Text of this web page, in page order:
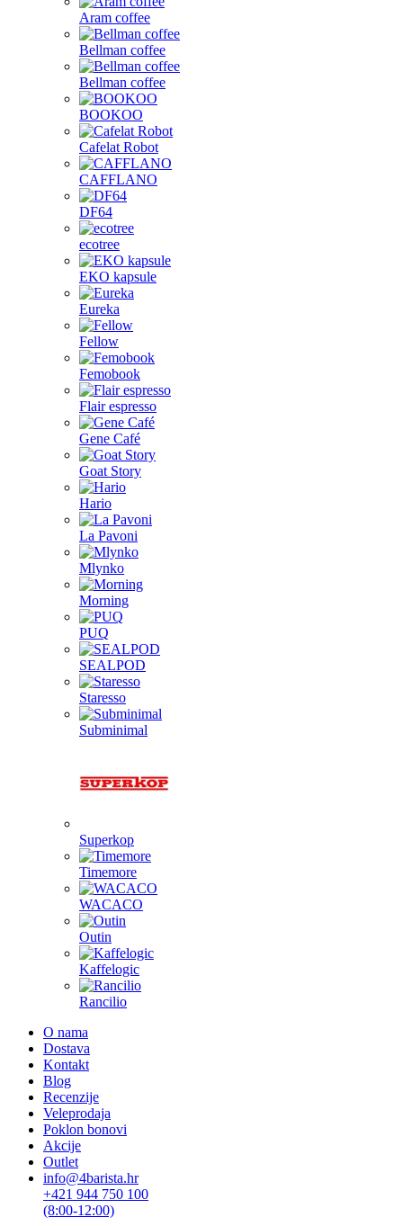
Aram coffee
Bellman coffee
Bellman coffee
BOOKOO
Cafelat Robot
CAFFLANO
DF64
ecotree
EKO kapsule
Eureka
Fellow
Femobook
Flair espresso
Gene Café
Goat Story
Hario
La Pavoni
Mlynko
Morning
PUQ
SEALPOD
Staresso
Subminimal
Superkop
Timemore
WACACO
Outin
Kaffelogic
Rancilio
O nama
Dostava
Kontakt
Blog
Recenzije
Veleprodaja
Poklon bonovi
Akcije
Outlet
info@4barista.hr
+421 944 750 100
(8:00-12:00)